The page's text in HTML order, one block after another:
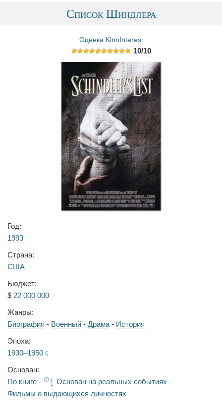
Список Шиндлера
Оценка KinoInteres:
10/10
Год:
1993
Страна:
США
Бюджет:
$ 22 000 000
Жанры:
Биография - Военный - Драма - История
Эпоха:
1930–1950 г.
Основан:
По книге - Основан на реальных событиях -
Фильмы о выдающихся личностях